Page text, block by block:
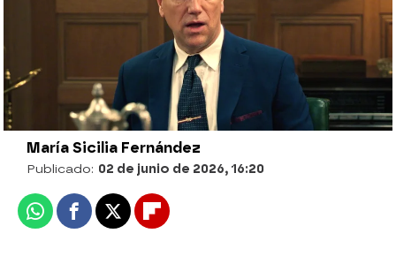
María Sicilia Fernández
Publicado: 02 de junio de 2026, 16:20
WhatsappFacebook
X Flipboard